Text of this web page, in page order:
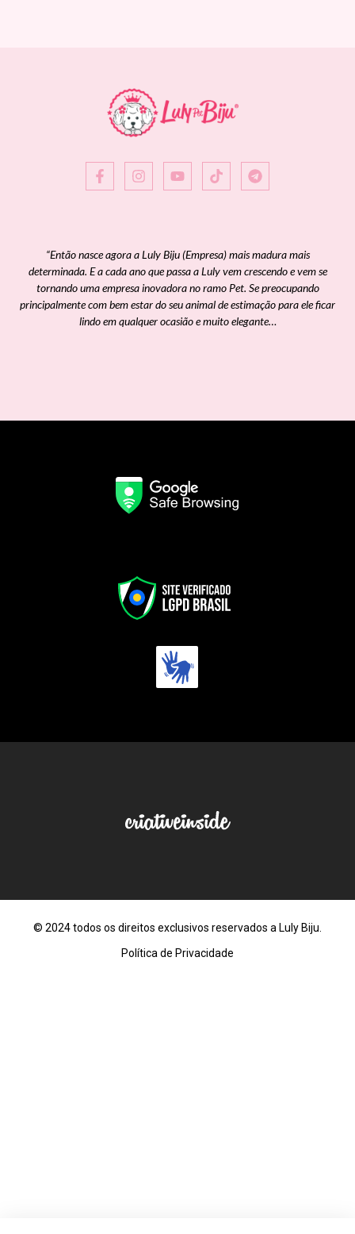
“Então nasce agora a Luly Biju (Empresa) mais madura mais
determinada. E a cada ano que passa a Luly vem crescendo e vem se
tornando uma empresa inovadora no ramo Pet. Se preocupando
principalmente com bem estar do seu animal de estimação para ele ficar
lindo em qualquer ocasião e muito elegante…
© 2024 todos os direitos exclusivos reservados a Luly Biju.
Política de Privacidade